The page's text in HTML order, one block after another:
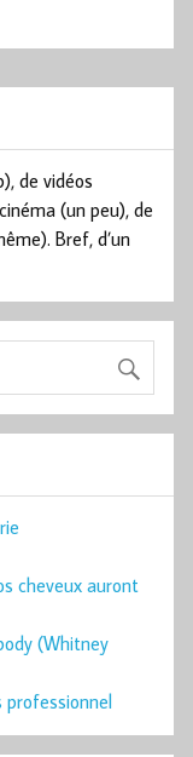
de vidéos
(un peu), de
Bref, d’un
cheveux auront
(Whitney
professionnel